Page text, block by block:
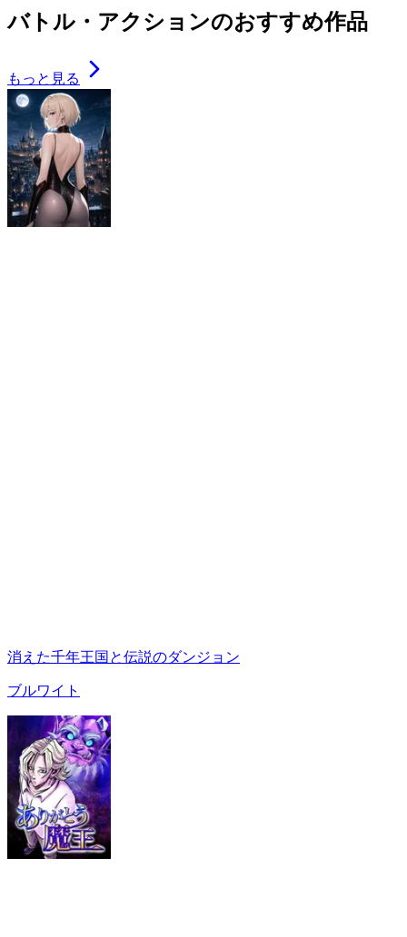
バトル・アクションのおすすめ作品
もっと見る
消えた千年王国と伝説のダンジョン
ブルワイト